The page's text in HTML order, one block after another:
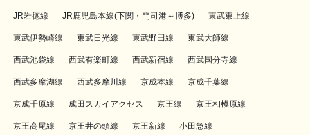
JR岩徳線 JR鹿児島本線(下関・門司港～博多) 東武東上線
東武伊勢崎線 東武日光線 東武野田線 東武大師線
西武池袋線 西武有楽町線 西武新宿線 西武国分寺線
西武多摩湖線 西武多摩川線 京成本線 京成千葉線
京成千原線 成田スカイアクセス 京王線 京王相模原線
京王高尾線 京王井の頭線 京王新線 小田急線